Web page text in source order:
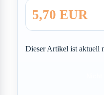
5,70 EUR
Dieser Artikel ist aktuell